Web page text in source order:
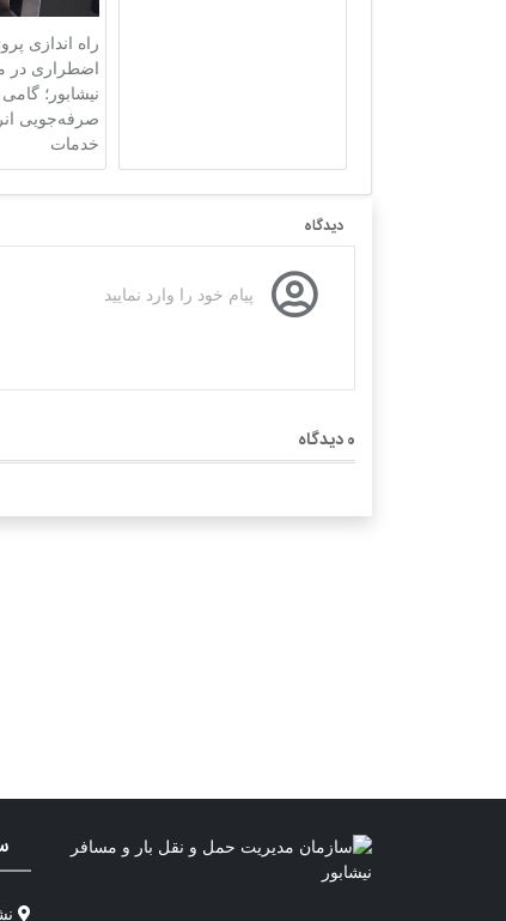
راه اندازی
اضطراری در
نیشابور؛
صرفه‌جویی
خدمات
دیدگاه
0دیدگاه